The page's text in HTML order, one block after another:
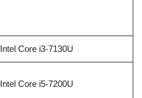
Intel Core i3-7130U
Intel Core i5-7200U